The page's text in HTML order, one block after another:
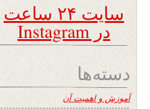
سایت ۲۴ ساعت
در Instagram
دسته‌ها
آموزش و اهمیت آن